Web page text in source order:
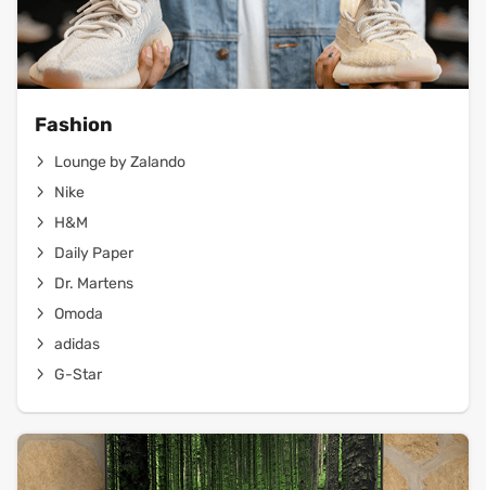
Fashion
Lounge by Zalando
Nike
H&M
Daily Paper
Dr. Martens
Omoda
adidas
G-Star